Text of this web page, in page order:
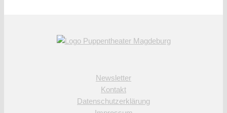
Newsletter
Kontakt
Datenschutzerklärung